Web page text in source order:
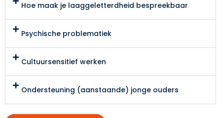
Hoe maak je laaggeletterdheid bespreekbaar
Psychische problematiek
Cultuursensitief werken
Ondersteuning (aanstaande) jonge ouders